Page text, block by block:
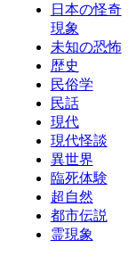
日本の怪奇
現象
未知の恐怖
歴史
民俗学
民話
現代
現代怪談
異世界
臨死体験
超自然
都市伝説
霊現象